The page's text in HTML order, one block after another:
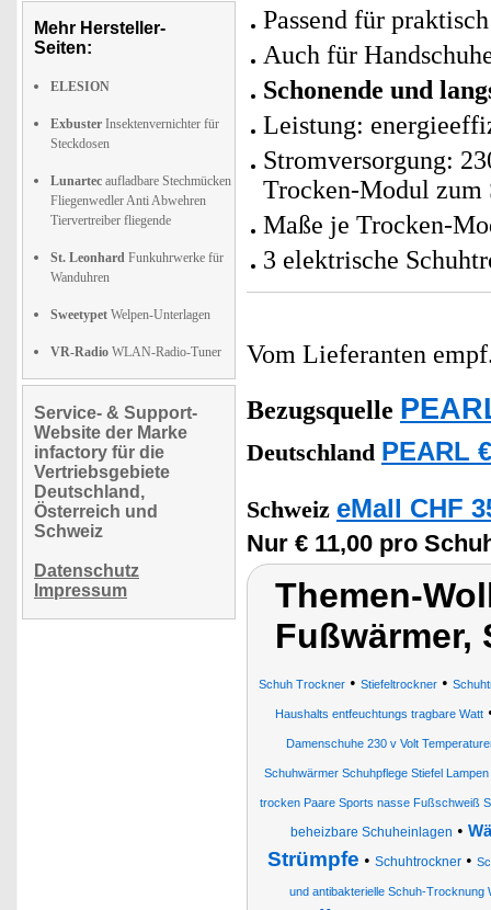
Mehr Hersteller-
Seiten:
ELESION
Exbuster Insektenvernichter für
Steckdosen
Lunartec aufladbare Stechmücken
Fliegenwedler Anti Abwehren
Tiervertreiber fliegende
St. Leonhard Funkuhrwerke für
Wanduhren
Sweetypet Welpen-Unterlagen
VR-Radio WLAN-Radio-Tuner
Service- & Support-
Website der Marke
infactory für die
Vertriebsgebiete
Deutschland,
Österreich und
Schweiz
Datenschutz
Impressum
Passend für
Auch für
Schonende und
Leistung:
Stromversorgung:
Trocken-Modul zum
Maße je Trocken-
3 elektrische
Vom Lieferanten
Bezugsquelle
Deutschland PEARL
Schweiz eMall CHF
Nur € 11,00 pro
Themen-
Fußwärmer,
Schuh Trockner • Stiefeltrockner •
Haushalts entfeuchtungs tragbare Watt
Damenschuhe 230 v Volt
Schuhwärmer Schuhpflege Stiefel
trocken Paare Sports nasse Fußschweiß
beheizbare Schuheinlagen •
Strümpfe • Schuhtrockner •
und antibakterielle Schuh-Trocknung